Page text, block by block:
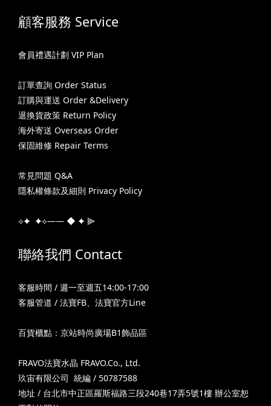
顧客服務 Service
會員禮遇計劃 VIP Plan
訂單查詢 Order Status
訂購與運送 Order &Delivery
退換貨政策 Return Policy
海外寄送 Overseas Order
保固維修 Repair Terms
常見問題 Q&A
隱私權條款及細則 Privacy Policy
⟡✦ ✦⟡—— ◆ ✦ ⫸
聯絡我們 Contact
客服時間 / 週一至週五14:00-17:00
客服管道 / 法寶FB、 法寶官方Line
百貨櫃點：京站時尚廣場B1飾品區
FRAVO法寶水晶 FRAVO.Co., Ltd.
玖宙有限公司 統編 / 50787588
地址 / 台北市中正區羅斯福路三段240巷17弄5號1樓 辦公室恕